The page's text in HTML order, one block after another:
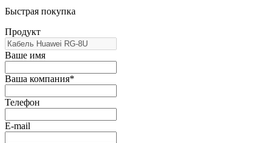
Быстрая покупка
Продукт
Ваше имя
Ваша компания*
Телефон
E-mail